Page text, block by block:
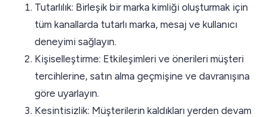
Tutarlılık: Birleşik bir marka kimliği oluşturmak için
tüm kanallarda tutarlı marka, mesaj ve kullanıcı
deneyimi sağlayın.
Kişiselleştirme: Etkileşimleri ve önerileri müşteri
tercihlerine, satın alma geçmişine ve davranışına
göre uyarlayın.
Kesintisizlik: Müşterilerin kaldıkları yerden devam